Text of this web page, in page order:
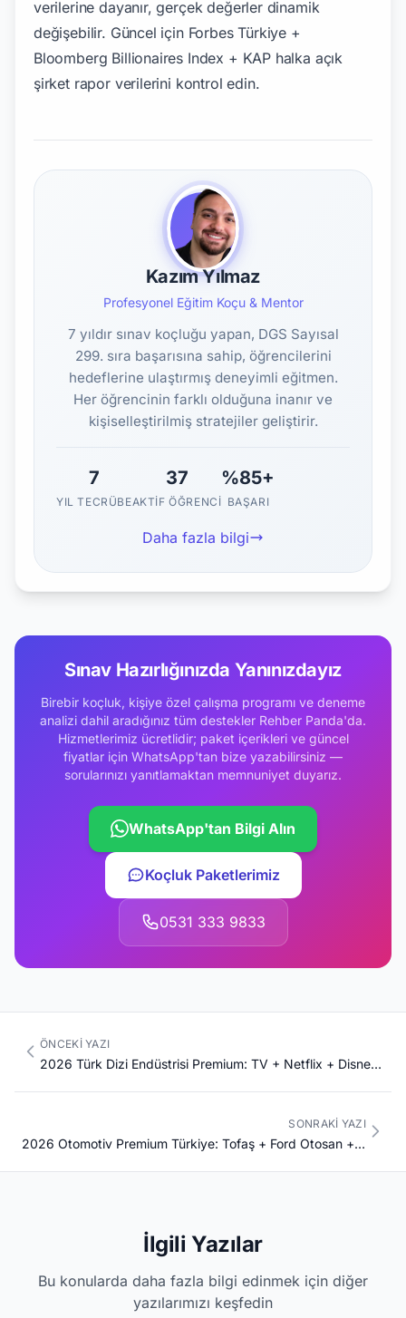
Kazım Yılmaz
Profesyonel Eğitim Koçu & Mentor
7 yıldır sınav koçluğu yapan, DGS Sayısal
299. sıra başarısına sahip, öğrencilerini
hedeflerine ulaştırmış deneyimli eğitmen.
Her öğrencinin farklı olduğuna inanır ve
kişiselleştirilmiş stratejiler geliştirir.
7
YIL TECRÜBE
37
AKTIF ÖĞRENCI
%85+
BAŞARI
Daha fazla bilgi
Sınav Hazırlığınızda Yanınızdayız
Birebir koçluk, kişiye özel çalışma programı ve deneme
analizi dahil aradığınız tüm destekler Rehber Panda'da.
Hizmetlerimiz ücretlidir; paket içerikleri ve güncel
fiyatlar için WhatsApp'tan bize yazabilirsiniz —
sorularınızı yanıtlamaktan memnuniyet duyarız.
WhatsApp'tan Bilgi Alın
Koçluk Paketlerimiz
0531 333 9833
ÖNCEKI YAZI
2026 Türk Dizi Endüstrisi Premium: TV + Netflix + Disney+ + ATV + Show + Star + TRT Global İhracat $700M+ + Yapım Şirketi + Senarist + Yapımcı + Yönetmen + Aktör Komple Kariyer Rehberi
SONRAKI YAZI
2026 Otomotiv Premium Türkiye: Tofaş + Ford Otosan + Toyota + Mercedes + Hyundai + TOGG + Karsan + BMC + KAAN + Bayraktar Komple Kariyer Rehberi
İlgili Yazılar
Bu konularda daha fazla bilgi edinmek için diğer
yazılarımızı keşfedin